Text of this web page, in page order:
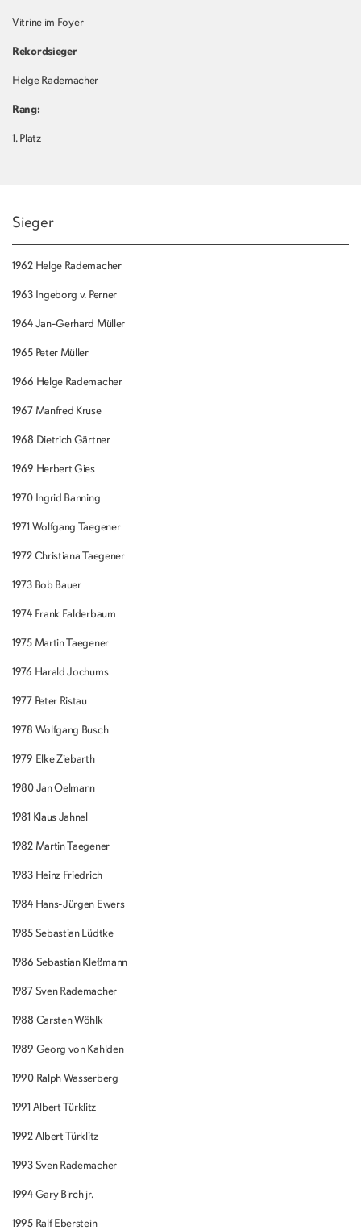
Vitrine im Foyer
Rekordsieger
Helge Rademacher
Rang:
1. Platz
Sieger
1962 Helge Rademacher
1963 Ingeborg v. Perner
1964 Jan-Gerhard Müller
1965 Peter Müller
1966 Helge Rademacher
1967 Manfred Kruse
1968 Dietrich Gärtner
1969 Herbert Gies
1970 Ingrid Banning
1971 Wolfgang Taegener
1972 Christiana Taegener
1973 Bob Bauer
1974 Frank Falderbaum
1975 Martin Taegener
1976 Harald Jochums
1977 Peter Ristau
1978 Wolfgang Busch
1979 Elke Ziebarth
1980 Jan Oelmann
1981 Klaus Jahnel
1982 Martin Taegener
1983 Heinz Friedrich
1984 Hans-Jürgen Ewers
1985 Sebastian Lüdtke
1986 Sebastian Kleßmann
1987 Sven Rademacher
1988 Carsten Wöhlk
1989 Georg von Kahlden
1990 Ralph Wasserberg
1991 Albert Türklitz
1992 Albert Türklitz
1993 Sven Rademacher
1994 Gary Birch jr.
1995 Ralf Eberstein